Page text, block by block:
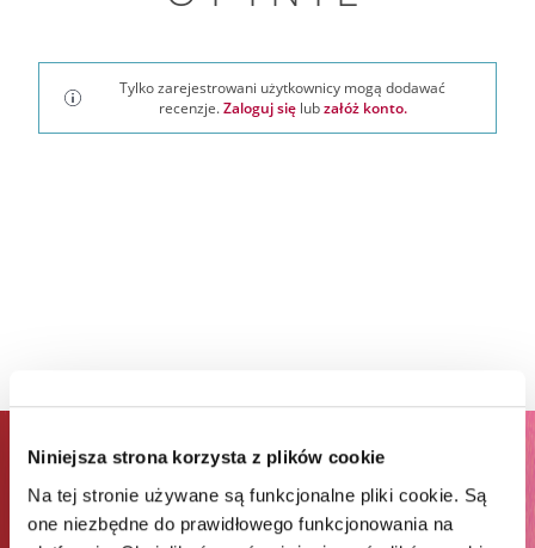
Niniejsza strona korzysta z plików cookie
Na tej stronie używane są funkcjonalne pliki cookie. Są
one niezbędne do prawidłowego funkcjonowania na
Tylko zarejestrowani użytkownicy mogą dodawać
recenzje.Zaloguj sięlubzałóż konto.
ZAPISZ SIĘ DO NEWSLETTERA I
ODBIERZ 65% RABATU NA